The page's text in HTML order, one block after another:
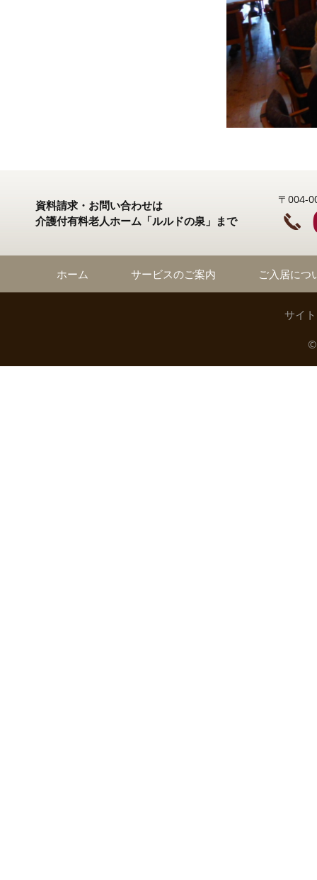
資料請求・お問い合わせは
介護付有料老人ホーム「ルルドの泉」まで
〒004-
ホーム サービスのご案内 ご入居につ
サイ
©